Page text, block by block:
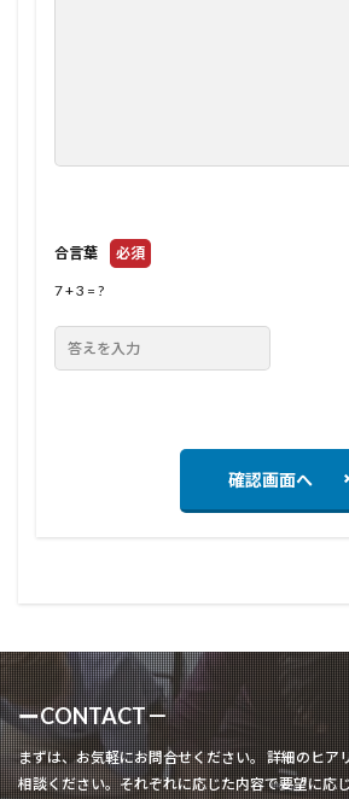
合言葉 必須
7 + 3 = ?
確認画面へ
ーCONTACT－
まずは、お気軽にお問合せください。 詳細のヒア
相談ください。それぞれに応じた内容で要望に応